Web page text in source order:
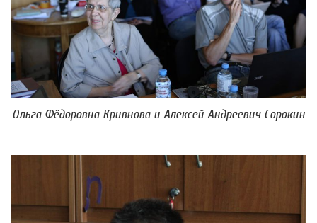
Ольга Фёдоровна Кривнова и Алексей Андреевич Сорокин